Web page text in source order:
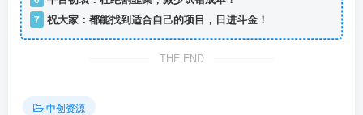
7 祝大家：都能找到适合自己的项目，日进斗金！
THE END
中创资源